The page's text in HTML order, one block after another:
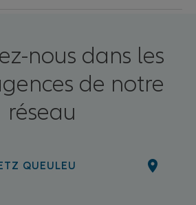
nous dans les
de notre
réseau
QUEULEU